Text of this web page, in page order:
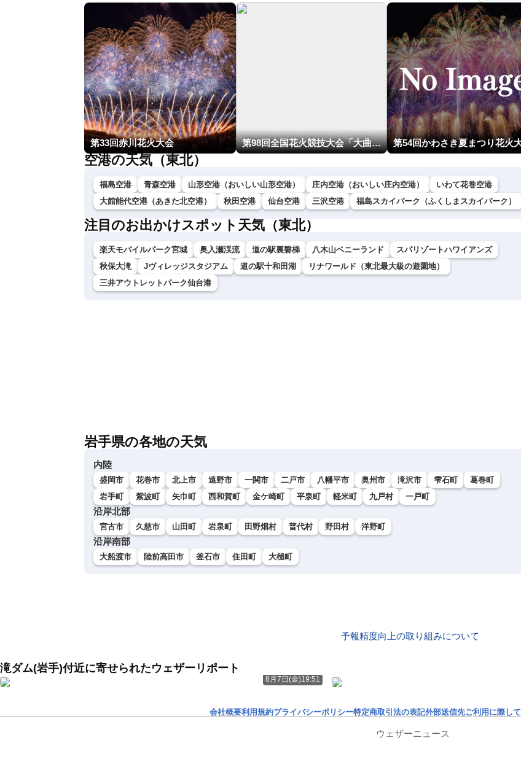
第33回赤川花火大会 第98回全国花火競技大会「大曲の花火」
空港の天気（東北）
福島空港 青森空港 山形空港（おいしい山形空港） 庄内空港（おいしい庄内空港）
いわて花巻空港
大館能代空港（あきた北空港）
秋田空港 仙台空港 三沢空港 福島スカイパーク（ふくしまスカイパーク）
注目のお出かけスポット天気（東北）
楽天モバイルパーク宮城 奥入瀬渓流 道の駅裏磐梯 八木山ベニーランド
スパリゾートハワイアンズ
秋保大滝
Jヴィレッジスタジアム 道の駅十和田湖
リナワールド（東北最大級の遊園地）
三井アウトレットパーク仙台港
岩手県の各地の天気
内陸
盛岡市 花巻市 北上市 遠野市 一関市 二戸市 八幡平市 奥州市 滝沢市 雫石町
葛巻町
岩手町
紫波町 矢巾町 西和賀町 金ケ崎町 平泉町 軽米町 九戸村 一戸町
沿岸北部
宮古市 久慈市 山田町 岩泉町 田野畑村 普代村 野田村 洋野町
沿岸南部
大船渡市 陸前高田市 釜石市 住田町 大槌町
予報精度向上の取り組みについて
滝ダム(岩手)付近に寄せられたウェザーリポート
8月7日(金)19:51
会社概要利用規約プライバシーポリシー特定商取引法の表記外部送信先ご利用に際して
ウェザーニュース